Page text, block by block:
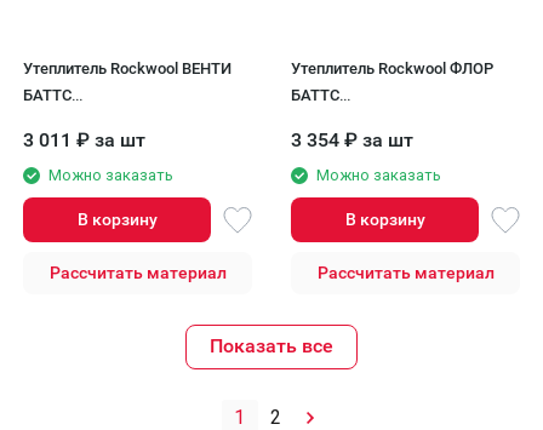
Утеплитель Rockwool ВЕНТИ
БАТТС
(24упак/палл) Rockwool
3 011 ₽ за шт
Можно заказать
В корзину
Рассчитать материал
Утеплитель Rockwool ФЛОР
БАТТС
(32упак/палл) Rockwool
3 354 ₽ за шт
Можно заказать
В корзину
Рассчитать материал
Показать все
1 2